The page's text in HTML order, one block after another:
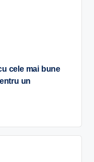
cele mai bune
un